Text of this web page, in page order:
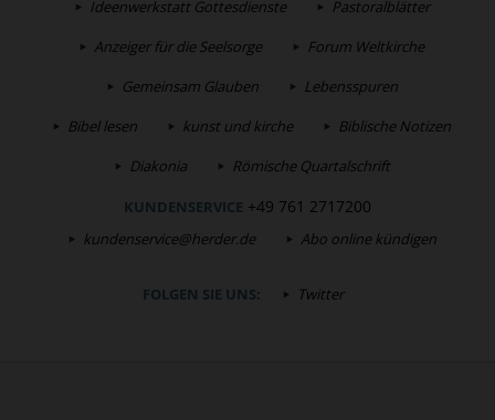
Ideenwerkstatt Gottesdienste
Pastoralblätter
Anzeiger für die Seelsorge
Forum Weltkirche
Gemeinsam Glauben
Lebensspuren
Bibel lesen
kunst und kirche
Biblische Notizen
Diakonia
Römische Quartalschrift
KUNDENSERVICE +49 761 2717200
kundenservice@herder.de Abo online kündigen
FOLGEN SIE UNS: Twitter